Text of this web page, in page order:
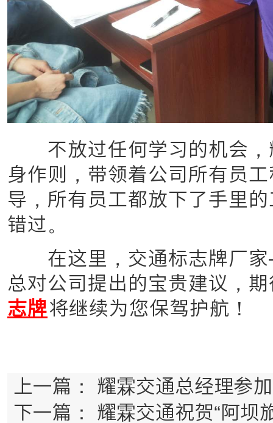
不放过任何学习的机会，
身作则，带领着公司所有员
导，所有员工都放下了手里
错过。
在这里，交通标志牌厂家
总对公司提出的宝贵建议，
志牌将继续为您保驾护航！
上一篇： 耀霖交通总经理参
下一篇： 耀霖交通祝贺“阿坝